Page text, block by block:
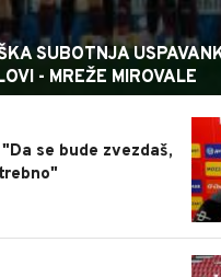
SUBOTNJA
- MREŽE MIROVALE
se bude zvezdaš,